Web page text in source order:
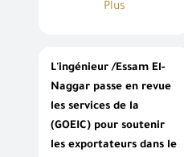
Plus
L'ingénieur /Essam El-
Naggar passe en revue
les services de la
(GOEIC) pour soutenir
les exportateurs dans le